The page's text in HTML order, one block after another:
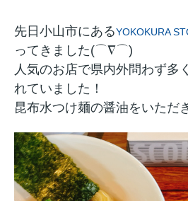
先日小山市にあるYOKOKURA
ってきました(⌒∇⌒)
人気のお店で県内外問わず多
れていました！
昆布水つけ麺の醤油をいただ